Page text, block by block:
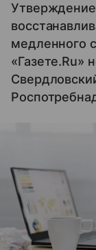
медленного
«Газете.Ru»